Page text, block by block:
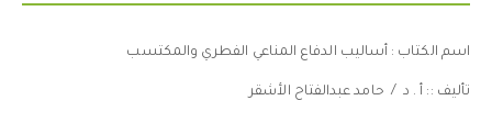
اسم الكتاب : أساليب الدفاع المناعي الفطري والمكتسب
تأليف :: أ . د / حامد عبدالفتاح الأشقر